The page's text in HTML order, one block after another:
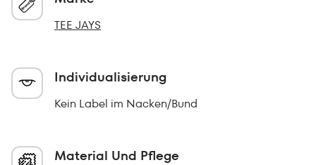
TEE JAYS
Individualisierung
Kein Label im Nacken/Bund
Material Und Pflege